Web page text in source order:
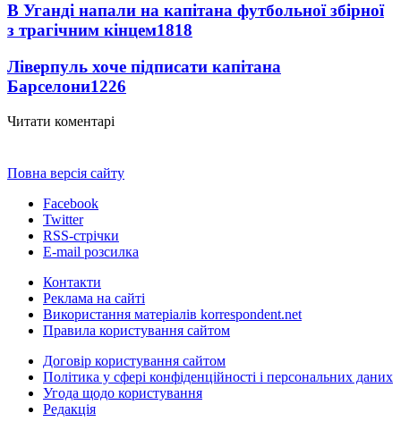
В Уганді напали на капітана футбольної збірної
з трагічним кінцем1818
Ліверпуль хоче підписати капітана
Барселони1226
Читати коментарі
Повна версія сайту
Facebook
Twitter
RSS-стрічки
E-mail розсилка
Контакти
Реклама на сайті
Використання матеріалів korrespondent.net
Правила користування сайтом
Договір користування сайтом
Політика у сфері конфіденційності і персональних даних
Угода щодо користування
Редакція